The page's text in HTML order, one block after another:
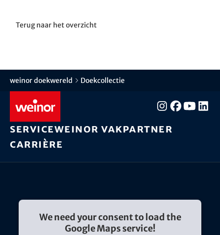
Terug naar het overzicht
weinor doekwereld Doekcollectie
Serviceweinor vakpartner
Carrière
We need your consent to load the
Google Maps service!